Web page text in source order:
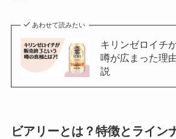
あわせて読みたい
キリンゼロイチ
噂が広まった理
説
ビアリーとは？特徴とライン